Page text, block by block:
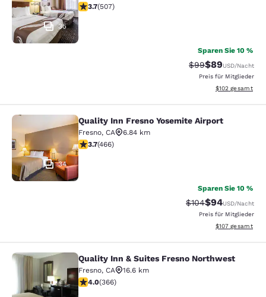
35
3.67-Sterne-Bewertung. Gut. 507 Bewertungen
3.7(507)
Sparen Sie 10 %
Durchgestrichener
$99Vergünstigter
$89USD/Nacht
Preis für Mitglieder
Geschätzte
$102 gesamt
Quality Inn Fresno Yosemite Airport
34
Quality Inn Fresno Yosemite Airport
Fresno, CA
6.84 km
3.7-Sterne-Bewertung. Gut. 466 Bewertungen
3.7(466)
Sparen Sie 10 %
Durchgestrichener
$104Vergünstigter
$94USD/Nacht
Preis für Mitglieder
Geschätzte
$107 gesamt
Quality Inn & Suites Fresno
Quality Inn & Suites Fresno Northwest
Fresno, CA
16.6 km
4.01-Sterne-Bewertung. Sehr gut. 366 Bewertungen
4.0(366)